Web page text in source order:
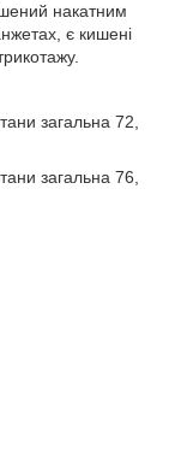
накатним
є кишені
загальна 72,
загальна 76,